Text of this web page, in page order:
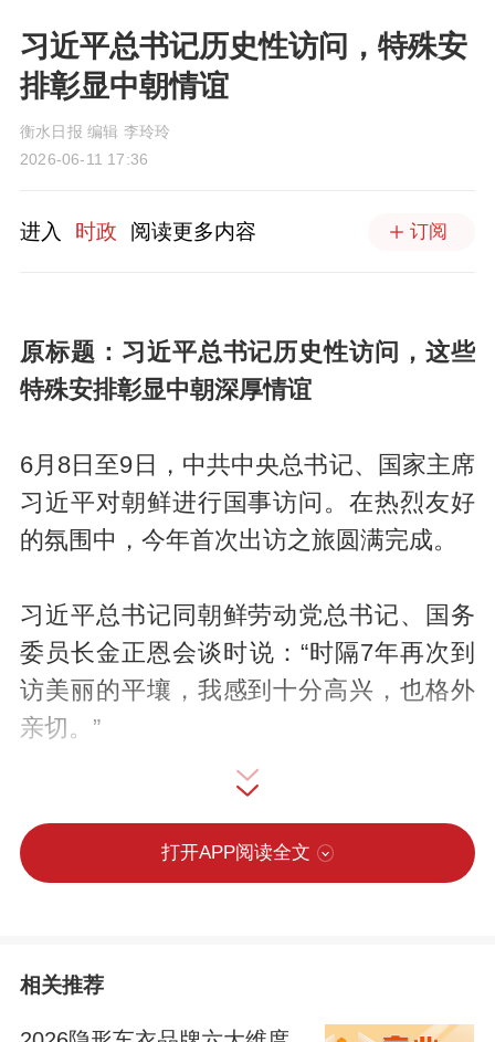
习近平总书记历史性访问，特殊安
排彰显中朝情谊
衡水日报 编辑 李玲玲
2026-06-11 17:36
进入 时政 阅读更多内容 订阅
原标题：习近平总书记历史性访问，这些
特殊安排彰显中朝深厚情谊
6月8日至9日，中共中央总书记、国家主席
习近平对朝鲜进行国事访问。在热烈友好
的氛围中，今年首次出访之旅圆满完成。
习近平总书记同朝鲜劳动党总书记、国务
委员长金正恩会谈时说：“时隔7年再次到
访美丽的平壤，我感到十分高兴，也格外
亲切。”
金正恩总书记说，习近平总书记是“朝鲜人
民最尊重的贵宾”，朝方致以“最隆重、最热
烈的欢迎”。
周年。新的历史起点上，习近平总书记此
次历史性访朝，一系列特殊安排彰显两国
打开APP阅读全文
相关推荐